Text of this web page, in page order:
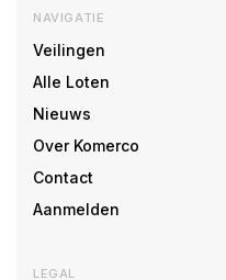
NAVIGATIE
Veilingen
Alle Loten
Nieuws
Over Komerco
Contact
Aanmelden
LEGAL